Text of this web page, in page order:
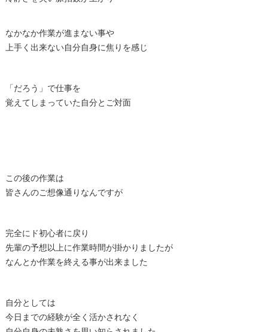
なかなか作業が進まない事や
上手く出来ない自分自身に焦りを感じ
「だろう」で仕事を
覚えてしまっていた自分とご対面
この後の作業は
皆さんのご想像通りなんですが
完全にド初心者に戻り
先輩の予想以上に作業時間が掛かりましたが
なんとか作業を終える事が出来ました
自分としては
今日までの経験が全く活かされなく